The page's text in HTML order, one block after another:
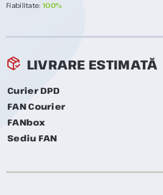
Fiabilitate: 100%
LIVRARE ESTIMATĂ
Curier DPD
FAN Courier
FANbox
Sediu FAN